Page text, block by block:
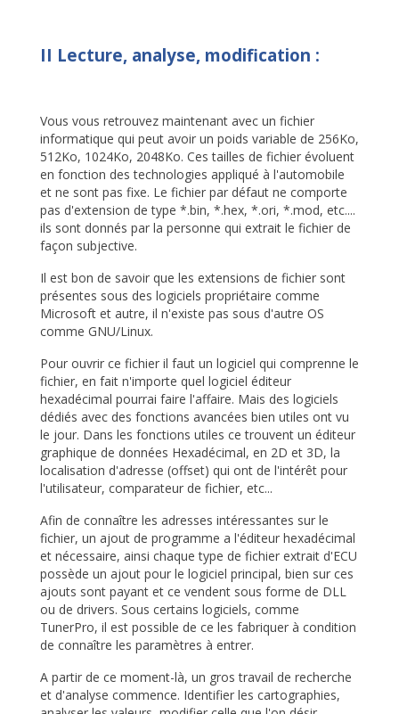
II Lecture, analyse, modification :
Vous vous retrouvez maintenant avec un fichier
informatique qui peut avoir un poids variable de 256Ko,
512Ko, 1024Ko, 2048Ko. Ces tailles de fichier évoluent
en fonction des technologies appliqué à l'automobile
et ne sont pas fixe. Le fichier par défaut ne comporte
pas d'extension de type *.bin, *.hex, *.ori, *.mod, etc....
ils sont donnés par la personne qui extrait le fichier de
façon subjective.
Il est bon de savoir que les extensions de fichier sont
présentes sous des logiciels propriétaire comme
Microsoft et autre, il n'existe pas sous d'autre OS
comme GNU/Linux.
Pour ouvrir ce fichier il faut un logiciel qui comprenne le
fichier, en fait n'importe quel logiciel éditeur
hexadécimal pourrai faire l'affaire. Mais des logiciels
dédiés avec des fonctions avancées bien utiles ont vu
le jour. Dans les fonctions utiles ce trouvent un éditeur
graphique de données Hexadécimal, en 2D et 3D, la
localisation d'adresse (offset) qui ont de l'intérêt pour
l'utilisateur, comparateur de fichier, etc...
Afin de connaître les adresses intéressantes sur le
fichier, un ajout de programme a l'éditeur hexadécimal
et nécessaire, ainsi chaque type de fichier extrait d'ECU
possède un ajout pour le logiciel principal, bien sur ces
ajouts sont payant et ce vendent sous forme de DLL
ou de drivers. Sous certains logiciels, comme
TunerPro, il est possible de ce les fabriquer à condition
de connaître les paramètres à entrer.
A partir de ce moment-là, un gros travail de recherche
et d'analyse commence. Identifier les cartographies,